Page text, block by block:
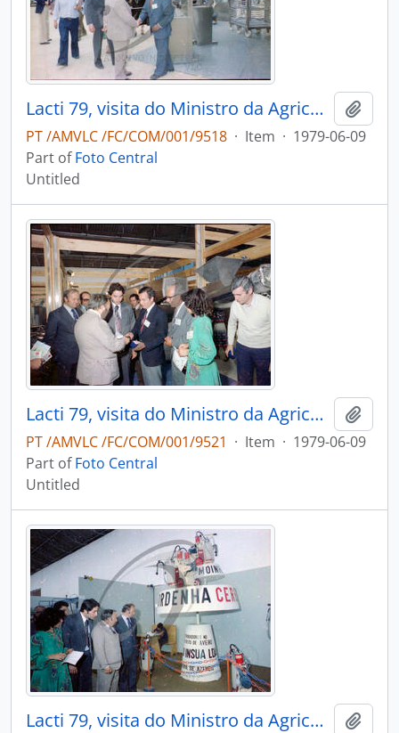
Lacti 79, visita do Ministro da Agricultura e Pescas e do Consulado dos Estados Unidos da América
PT /AMVLC /FC/COM/001/9518 · Item · 1979-06-09
Part ofFoto Central
Untitled
Lacti 79, visita do Ministro da Agricultura e Pescas e do Consulado dos Estados Unidos da América
PT /AMVLC /FC/COM/001/9521 · Item · 1979-06-09
Part ofFoto Central
Untitled
Lacti 79, visita do Ministro da Agricultura e Pescas e do Consulado dos Estados Unidos da América